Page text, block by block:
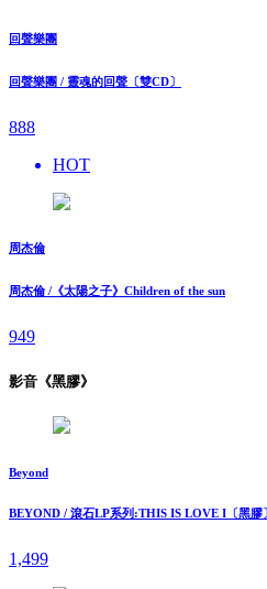
回聲樂團
回聲樂團 / 靈魂的回聲〔雙CD〕
888
HOT
周杰倫
周杰倫 /《太陽之子》Children of the sun
949
影音《黑膠》
Beyond
BEYOND / 滾石LP系列:THIS IS LOVE I〔黑膠〕
1,499